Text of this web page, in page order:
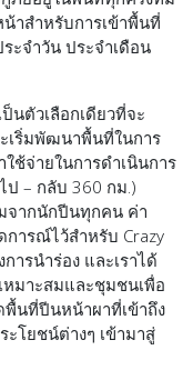
าสำหรับการเข้าพื้นที่
ะจำวัน ประจำเดือน
ตัวเลือกเดียวที่จะ
เริ่มพัฒนาพื้นที่ในการ
ช้จ่ายในการดำเนินการ
ป – กลับ 360 กม.)
มจากนักปีนทุกคน ค่า
การณ์ไว้สำหรับ Crazy
ารนำร่อง และเราได้
มาะสมและชุมชนเพื่อ
พื้นที่ปีนหน้าผาที่เข้าถึง
โยชน์ต่างๆ เข้ามาสู่